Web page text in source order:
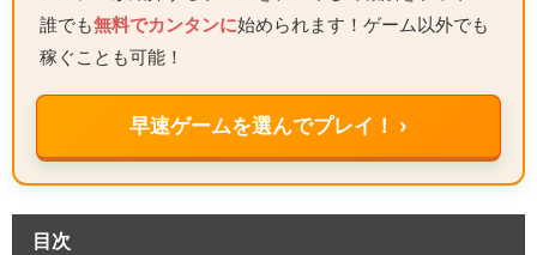
誰でも無料でカンタンに始められます！ゲーム以外でも
稼ぐことも可能！
早速ゲームを選んでプレイ！ ›
目次